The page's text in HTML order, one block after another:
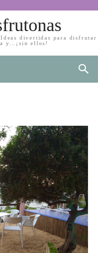
divertidas para disfrutar
y…¡sin ellos!